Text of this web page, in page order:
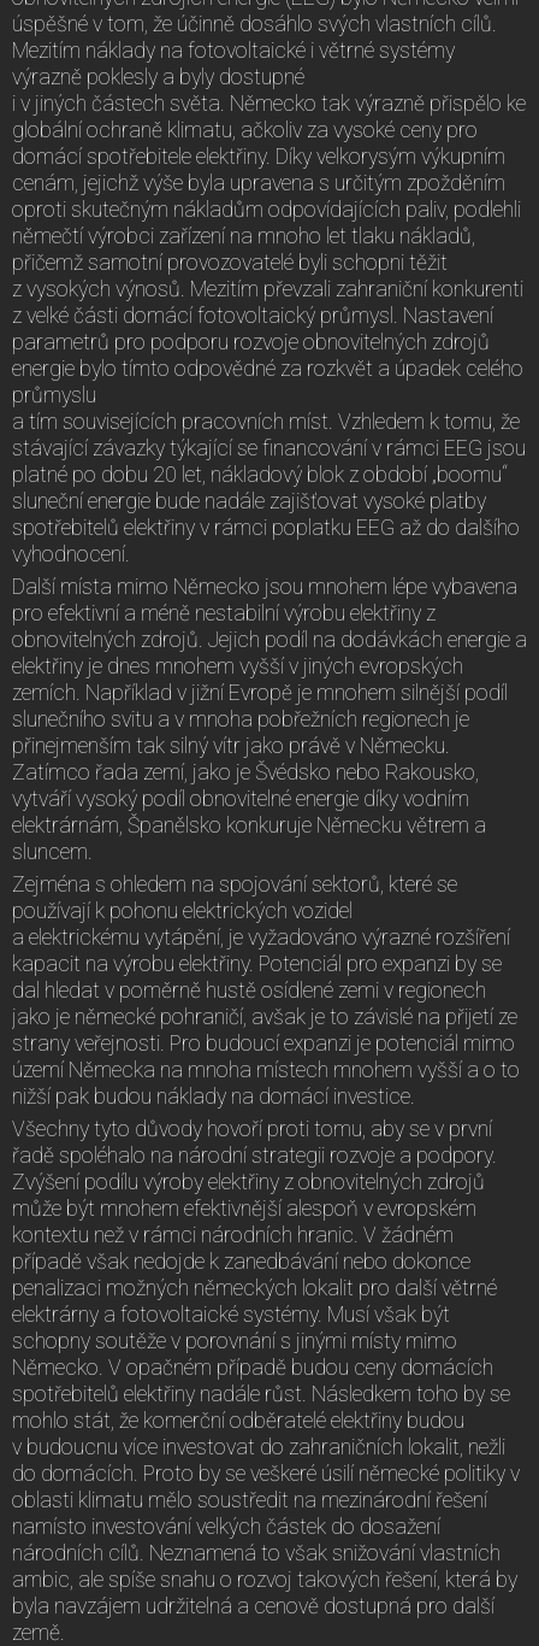
úspěšné v tom, že účinně dosáhlo svých vlastních cílů.
Mezitím náklady na fotovoltaické i větrné systémy
výrazně poklesly a byly dostupné
i v jiných částech světa. Německo tak výrazně přispělo ke
globální ochraně klimatu, ačkoliv za vysoké ceny pro
domácí spotřebitele elektřiny. Díky velkorysým výkupním
cenám, jejichž výše byla upravena s určitým zpožděním
oproti skutečným nákladům odpovídajících paliv, podlehli
němečtí výrobci zařízení na mnoho let tlaku nákladů,
přičemž samotní provozovatelé byli schopni těžit
z vysokých výnosů. Mezitím převzali zahraniční konkurenti
z velké části domácí fotovoltaický průmysl. Nastavení
parametrů pro podporu rozvoje obnovitelných zdrojů
energie bylo tímto odpovědné za rozkvět a úpadek celého
průmyslu
a tím souvisejících pracovních míst. Vzhledem k tomu, že
stávající závazky týkající se financování v rámci EEG jsou
platné po dobu 20 let, nákladový blok z období „boomu“
sluneční energie bude nadále zajišťovat vysoké platby
spotřebitelů elektřiny v rámci poplatku EEG až do dalšího
vyhodnocení.
Další místa mimo Německo jsou mnohem lépe vybavena
pro efektivní a méně nestabilní výrobu elektřiny z
obnovitelných zdrojů. Jejich podíl na dodávkách energie a
elektřiny je dnes mnohem vyšší v jiných evropských
zemích. Například v jižní Evropě je mnohem silnější podíl
slunečního svitu a v mnoha pobřežních regionech je
přinejmenším tak silný vítr jako právě v Německu.
Zatímco řada zemí, jako je Švédsko nebo Rakousko,
vytváří vysoký podíl obnovitelné energie díky vodním
elektrárnám, Španělsko konkuruje Německu větrem a
sluncem.
Zejména s ohledem na spojování sektorů, které se
používají k pohonu elektrických vozidel
a elektrickému vytápění, je vyžadováno výrazné rozšíření
kapacit na výrobu elektřiny. Potenciál pro expanzi by se
dal hledat v poměrně hustě osídlené zemi v regionech
jako je německé pohraničí, avšak je to závislé na přijetí ze
strany veřejnosti. Pro budoucí expanzi je potenciál mimo
území Německa na mnoha místech mnohem vyšší a o to
nižší pak budou náklady na domácí investice.
Všechny tyto důvody hovoří proti tomu, aby se v první
řadě spoléhalo na národní strategii rozvoje a podpory.
Zvýšení podílu výroby elektřiny z obnovitelných zdrojů
může být mnohem efektivnější alespoň v evropském
kontextu než v rámci národních hranic. V žádném
případě však nedojde k zanedbávání nebo dokonce
penalizaci možných německých lokalit pro další větrné
elektrárny a fotovoltaické systémy. Musí však být
schopny soutěže v porovnání s jinými místy mimo
Německo. V opačném případě budou ceny domácích
spotřebitelů elektřiny nadále růst. Následkem toho by se
mohlo stát, že komerční odběratelé elektřiny budou
v budoucnu více investovat do zahraničních lokalit, nežli
do domácích. Proto by se veškeré úsilí německé politiky v
oblasti klimatu mělo soustředit na mezinárodní řešení
namísto investování velkých částek do dosažení
národních cílů. Neznamená to však snižování vlastních
ambic, ale spíše snahu o rozvoj takových řešení, která by
byla navzájem udržitelná a cenově dostupná pro další
země.